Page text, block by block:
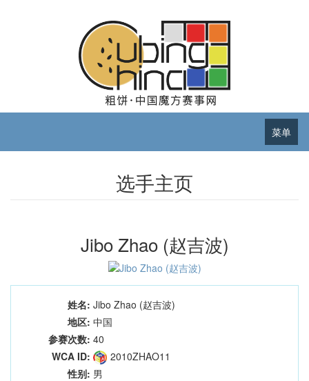
菜单
选手主页
Jibo Zhao (赵吉波)
姓名: Jibo Zhao (赵吉波)
地区: 中国
参赛次数: 40
WCA ID:
2010ZHAO11
性别: 男